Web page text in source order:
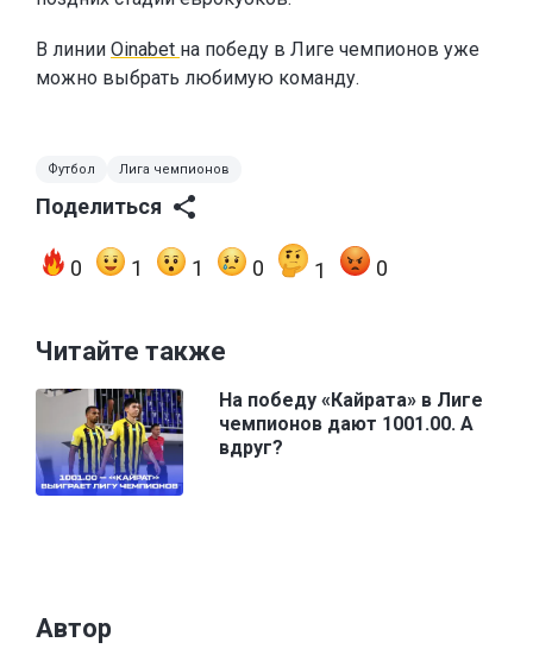
В линии Oinabet на победу в Лиге чемпионов уже
можно выбрать любимую команду.
Футбол Лига чемпионов
Поделиться
0 1 1 0 1 0
Читайте также
На победу «Кайрата» в Лиге
чемпионов дают 1001.00. А
вдруг?
Автор